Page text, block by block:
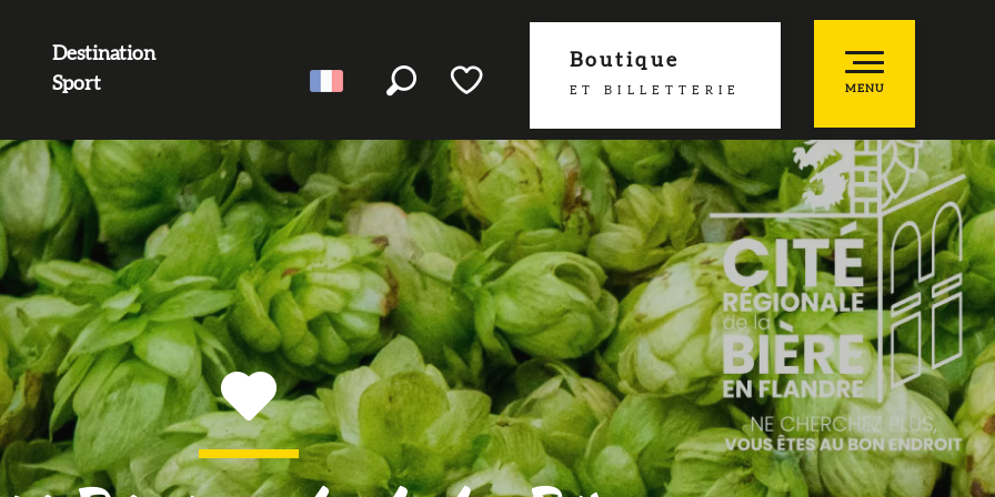
Boutique
ET BILLETTERIE
Destination
Sport
MENU